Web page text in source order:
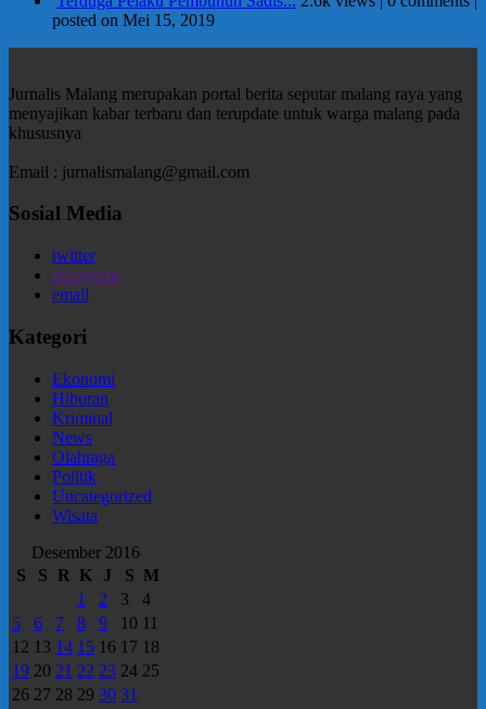
posted on Mei 15, 2019
Jurnalis Malang merupakan portal berita seputar malang raya yang
menyajikan kabar terbaru dan terupdate untuk warga malang pada
khususnya
Email : jurnalismalang@gmail.com
Sosial Media
twitter
instagram
email
Kategori
Ekonomi
Hiburan
Kriminal
News
Olahraga
Politik
Uncategorized
Wisata
Desember 2016
S
S R K J S M
1
2 3
4
5
6 7 8 9 10 11
12 13 14 15 16 17 18
19 20 21 22 23 24 25
26 27 28 29 30 31